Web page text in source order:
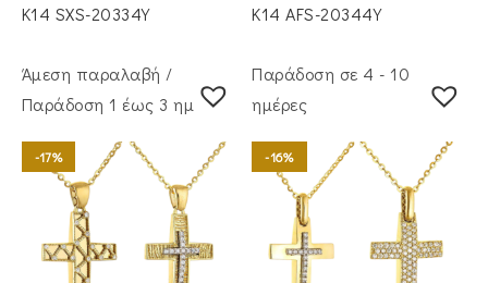
Κ14 SXS-20334Y
Κ14 AFS-20344Y
Άμεση παραλαβή /
Παράδoση 1 έως 3 ημέρες
-17%
Παράδοση σε 4 - 10
ημέρες
-16%